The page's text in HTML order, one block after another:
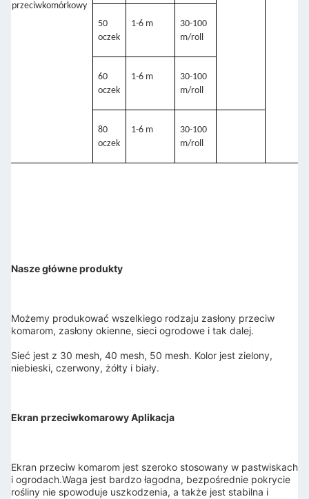
przeciwkomórkowy
50
oczek
1-6 m
30-100
m/roll
60
oczek
1-6 m
30-100
m/roll
80
oczek
1-6 m
30-100
m/roll
Nasze główne produkty
Możemy produkować wszelkiego rodzaju zasłony przeciw
komarom, zasłony okienne, sieci ogrodowe i tak dalej.
Sieć jest z 30 mesh, 40 mesh, 50 mesh. Kolor jest zielony,
niebieski, czerwony, żółty i biały.
Ekran przeciwkomarowy Aplikacja
Ekran przeciw komarom jest szeroko stosowany w pastwiskach
i ogrodach.Waga jest bardzo łagodna, bezpośrednie pokrycie
rośliny nie spowoduje uszkodzenia, a także jest stabilna i